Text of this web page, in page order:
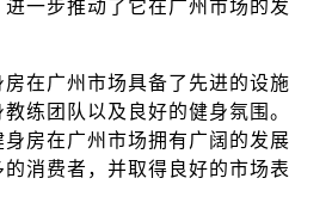
进一步推动了它在广州市场的发
在广州市场具备了先进的设施
练团队以及良好的健身氛围。
房在广州市场拥有广阔的发展
消费者，并取得良好的市场表